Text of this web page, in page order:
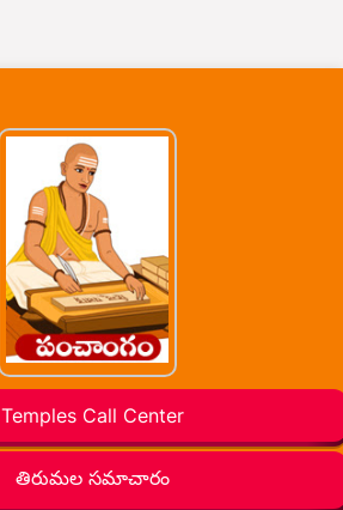
Temples Call Center
తిరుమల సమాచారం